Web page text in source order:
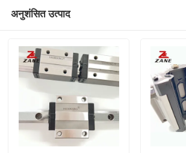
अनुशंसित उत्पाद